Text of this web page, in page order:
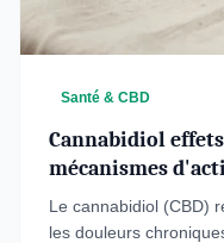
Santé & CBD
Cannabidiol
mécanismes
Le cannabidiol (CBD)
les douleurs